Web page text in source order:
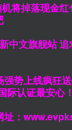
将掉落现金
中文旗舰站追
强势上线疯狂
际认证最安心！
：